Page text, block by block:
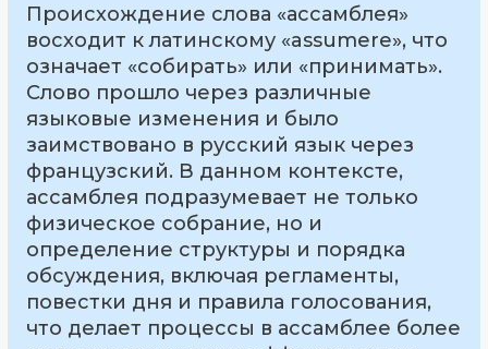
Происхождение слова «ассамблея»
восходит к латинскому «assumere», что
означает «собирать» или «принимать».
Слово прошло через различные
языковые изменения и было
заимствовано в русский язык через
французский. В данном контексте,
ассамблея подразумевает не только
физическое собрание, но и
определение структуры и порядка
обсуждения, включая регламенты,
повестки дня и правила голосования,
что делает процессы в ассамблее более